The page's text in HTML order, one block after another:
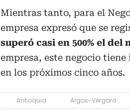
Mientras tanto, para el
empresa expresó que se
superó casi en 500% el
empresa, este negocio
en los próximos cinco años.
Antioquia Argos-Vergara